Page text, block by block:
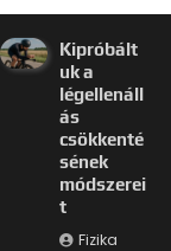
Kipróbált
uk a
légellenáll
ás
csökkenté
sének
módszerei
t
Fizika